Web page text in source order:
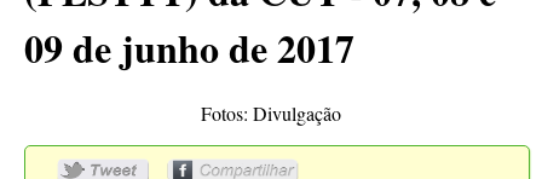
09 de junho de 2017
Fotos: Divulgação